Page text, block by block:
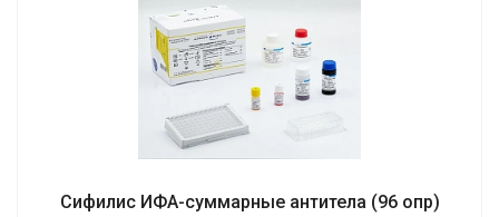
Сифилис ИФА-суммарные антитела (96 опр)